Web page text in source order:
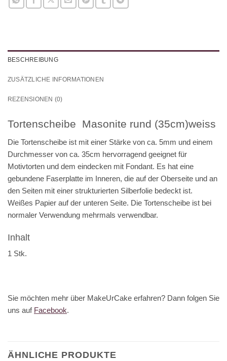
BESCHREIBUNG
ZUSÄTZLICHE INFORMATIONEN
REZENSIONEN (0)
Tortenscheibe Masonite rund (35cm)weiss
Die Tortenscheibe ist mit einer Stärke von ca. 5mm und einem
Durchmesser von ca. 35cm hervorragend geeignet für
Motivtorten und dem eindecken mit Fondant. Es hat eine
gebundene Faserplatte im Inneren, die auf der Oberseite und an
den Seiten mit einer strukturierten Silberfolie bedeckt ist.
Weißes Papier auf der unteren Seite. Die Tortenscheibe ist bei
normaler Verwendung mehrmals verwendbar.
Inhalt
1 Stk.
Sie möchten mehr über MakeUrCake erfahren? Dann folgen Sie
uns auf Facebook.
ÄHNLICHE PRODUKTE